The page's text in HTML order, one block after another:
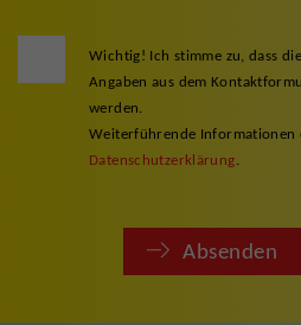
Wichtig! Ich stimme zu, dass
Angaben aus dem
werden.
Weiterführende Informationen
Datenschutzerklärung.
Absenden